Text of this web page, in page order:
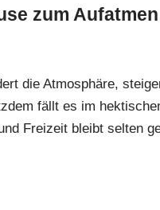
zum
die Atmosphäre,
fällt es im
Freizeit bleibt selten